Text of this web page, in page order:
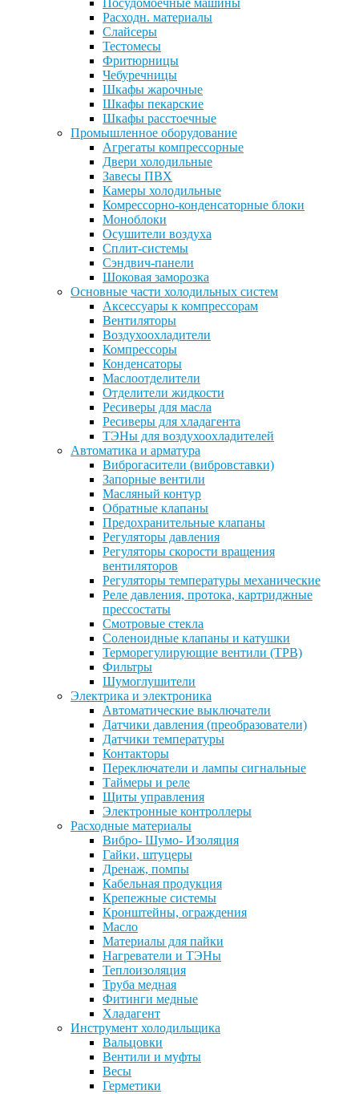
Посудомоечные машины
Расходн. материалы
Слайсеры
Тестомесы
Фритюрницы
Чебуречницы
Шкафы жарочные
Шкафы пекарские
Шкафы расстоечные
Промышленное оборудование
Агрегаты компрессорные
Двери холодильные
Завесы ПВХ
Камеры холодильные
Комрессорно-конденсаторные блоки
Моноблоки
Осушители воздуха
Сплит-системы
Сэндвич-панели
Шоковая заморозка
Основные части холодильных систем
Аксессуары к компрессорам
Вентиляторы
Воздухоохладители
Компрессоры
Конденсаторы
Маслоотделители
Отделители жидкости
Ресиверы для масла
Ресиверы для хладагента
ТЭНы для воздухоохладителей
Автоматика и арматура
Виброгасители (вибровставки)
Запорные вентили
Масляный контур
Обратные клапаны
Предохранительные клапаны
Регуляторы давления
Регуляторы скорости вращения
вентиляторов
Регуляторы температуры механические
Реле давления, протока, картриджные
прессостаты
Смотровые стекла
Соленоидные клапаны и катушки
Терморегулирующие вентили (ТРВ)
Фильтры
Шумоглушители
Электрика и электроника
Автоматические выключатели
Датчики давления (преобразователи)
Датчики температуры
Контакторы
Переключатели и лампы сигнальные
Таймеры и реле
Щиты управления
Электронные контроллеры
Расходные материалы
Вибро- Шумо- Изоляция
Гайки, штуцеры
Дренаж, помпы
Кабельная продукция
Крепежные системы
Кронштейны, ограждения
Масло
Материалы для пайки
Нагреватели и ТЭНы
Теплоизоляция
Труба медная
Фитинги медные
Хладагент
Инструмент холодильщика
Вальцовки
Вентили и муфты
Весы
Герметики